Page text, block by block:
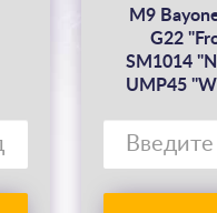
M9
G22
SM1014
UMP45